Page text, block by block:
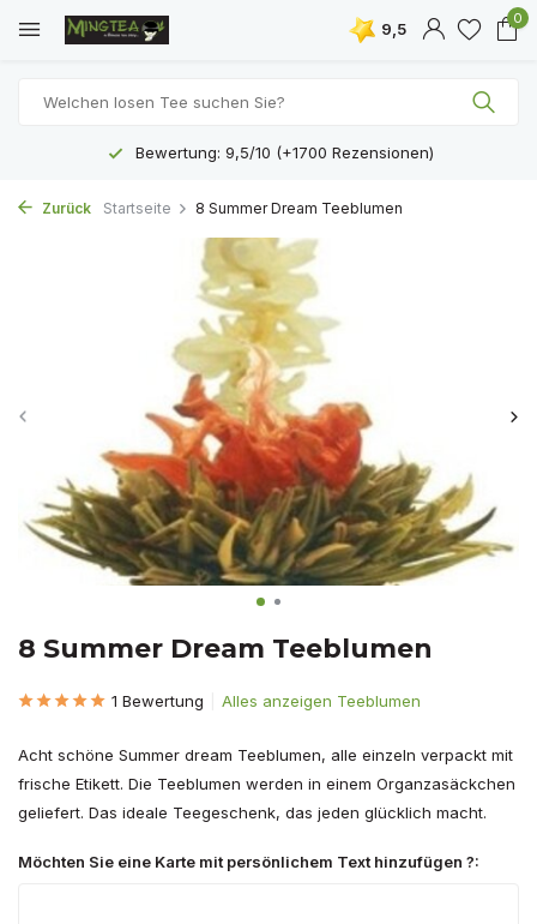
9,5
0
Bewertung: 9,5/10 (+1700 Rezensionen)
Zurück Startseite 8 Summer Dream Teeblumen
8 Summer Dream Teeblumen
1 Bewertung Alles anzeigen Teeblumen
Acht schöne Summer dream Teeblumen, alle einzeln verpackt mit
frische Etikett. Die Teeblumen werden in einem Organzasäckchen
geliefert. Das ideale Teegeschenk, das jeden glücklich macht.
Möchten Sie eine Karte mit persönlichem Text hinzufügen ?: